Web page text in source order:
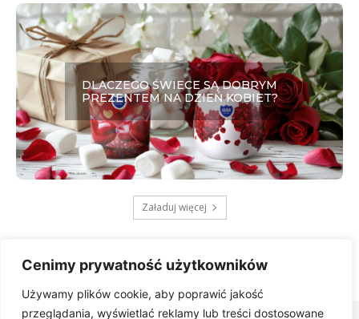
Cenimy prywatność użytkowników
Używamy plików cookie, aby poprawić jakość
przeglądania, wyświetlać reklamy lub treści dostosowane
DLACZEGO ŚWIECE SĄ DOBRYM
PREZENTEM NA DZIEŃ KOBIET?
Załaduj więcej
Zbygniew